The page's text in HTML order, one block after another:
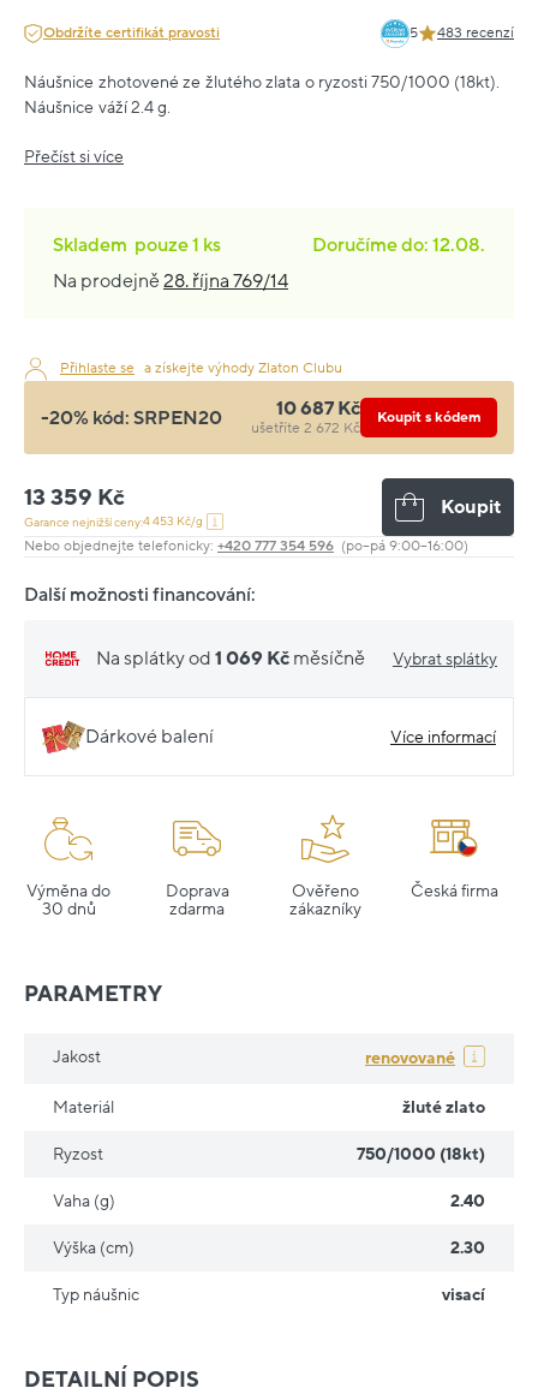
Obdržíte certifikát pravosti 5 483 recenzí
Náušnice zhotovené ze žlutého zlata o ryzosti 750/1000 (18kt).
Náušnice váží 2.4 g.
Přečíst si více
Skladem pouze1 ks
Doručíme do: 12.08.
Na prodejně28. října 769/14
Přihlaste se a získejte výhody Zlaton Clubu
-20% kód: SRPEN20 10 687 Kč
ušetříte 2 672 Kč
Koupit s kódem
13 359 Kč
Garance nejnižší ceny:4 453 Kč/g
Koupit
Nebo objednejte telefonicky: +420 777 354 596 (po–pá 9:00–16:00)
Další možnosti financování:
Na splátky od 1 069 Kč měsíčně Vybrat splátky
Dárkové balení Více informací
Výměna do
30 dnů
Doprava
zdarma
Ověřeno
zákazníky
Česká firma
DETAILNÍ POPIS
PARAMETRY
Jakost renovované
Materiál žluté zlato
Ryzost 750/1000 (18kt)
Vaha (g) 2.40
Výška (cm) 2.30
Typ náušnic visací